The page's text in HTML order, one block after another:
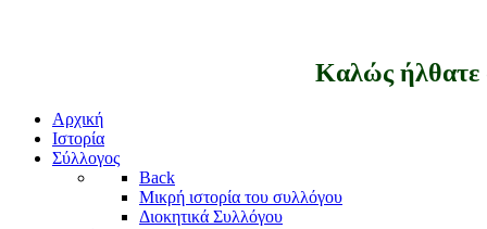
Καλώς ήλθατε
Αρχική
Ιστορία
Σύλλογος
Back
Μικρή ιστορία του συλλόγου
Διοκητικά Συλλόγου